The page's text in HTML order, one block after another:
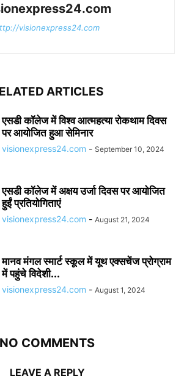
visionexpress24.com
ARTICLES
एसडी कॉलेज में विश्व आत्महत्या रोकथाम दिवस
पर आयोजित हुआ सेमिनार
visionexpress24.com - September 10, 2024
एसडी कॉलेज में अक्षय उर्जा दिवस पर आयोजित
हुईं प्रतियोगिताएं
visionexpress24.com - August 21, 2024
मानव मंगल स्मार्ट स्कूल में यूथ एक्सचेंज प्रोग्राम
में पहुंचे विदेशी...
visionexpress24.com - August 1, 2024
NO COMMENTS
LEAVE A REPLY